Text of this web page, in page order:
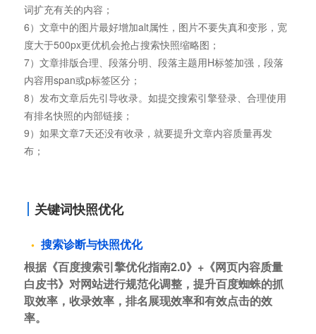
词扩充有关的内容；
6）文章中的图片最好增加alt属性，图片不要失真和变形，宽
度大于500px更优机会抢占搜索快照缩略图；
7）文章排版合理、段落分明、段落主题用H标签加强，段落
内容用span或p标签区分；
8）发布文章后先引导收录。如提交搜索引擎登录、合理使用
有排名快照的内部链接；
9）如果文章7天还没有收录，就要提升文章内容质量再发
布；
关键词快照优化
搜索诊断与快照优化
根据《百度搜索引擎优化指南2.0》+《网页内容质量
白皮书》对网站进行规范化调整，提升百度蜘蛛的抓
取效率，收录效率，排名展现效率和有效点击的效
率。